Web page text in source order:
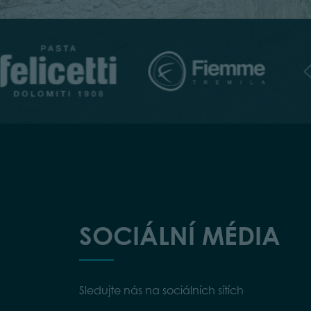
SOCIÁLNÍ MÉDIA
Sledujte nás na sociálních sítích